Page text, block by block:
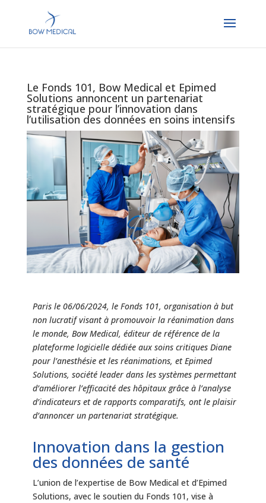
Le Fonds 101, Bow Medical et Epimed
Solutions annoncent un partenariat
stratégique pour l’innovation dans
l’utilisation des données en soins intensifs
Paris le 06/06/2024, le Fonds 101, organisation à but
non lucratif visant à promouvoir la réanimation dans
le monde, Bow Medical, éditeur de référence de la
plateforme logicielle dédiée aux soins critiques Diane
pour l’anesthésie et les réanimations, et Epimed
Solutions, société leader dans les systèmes permettant
d’améliorer l’efficacité des hôpitaux grâce à l’analyse
d’indicateurs et de rapports comparatifs, ont le plaisir
d’annoncer un partenariat stratégique.
Innovation dans la gestion
des données de santé
L’union de l’expertise de Bow Medical et d’Epimed
Solutions, avec le soutien du Fonds 101, vise à